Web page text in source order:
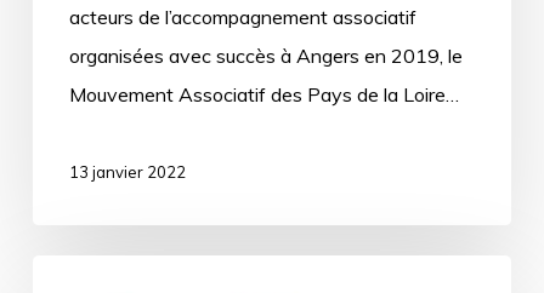
acteurs de l’accompagnement associatif
organisées avec succès à Angers en 2019, le
Mouvement Associatif des Pays de la Loire…
13 janvier 2022